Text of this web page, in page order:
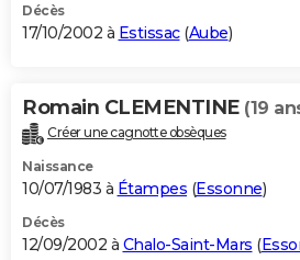
Décès
17/10/2002 à Estissac(Aube)
Romain CLEMENTINE (19
Créer une cagnotte obsèques
Naissance
10/07/1983 à Étampes (Essonne)
Décès
12/09/2002 à Chalo-Saint-Mars (